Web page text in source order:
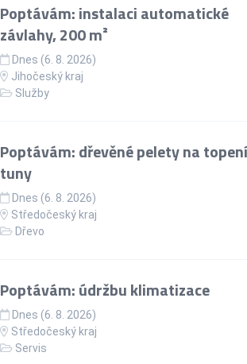
Poptávám: instalaci automatické
závlahy, 200 m²
Dnes (6. 8. 2026)
Jihočeský kraj
Služby
Poptávám: dřevěné pelety na
tuny
Dnes (6. 8. 2026)
Středočeský kraj
Dřevo
Poptávám: údržbu klimatizace
Dnes (6. 8. 2026)
Středočeský kraj
Servis